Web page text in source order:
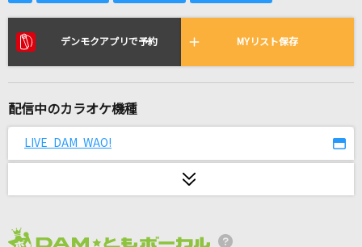
リアルタイムで歌われている曲の一覧
ザクロ型の憂鬱
God knows...
涼宮ハルヒ(CV.平野綾)
Mr.Children
[生音]ふりむけば日本海
デンモクアプリで予約 MYリスト保存
配信中のカラオケ機種
LIVE DAM WAO!